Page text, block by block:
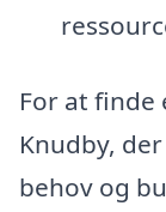
For at
Knudby,
behov og